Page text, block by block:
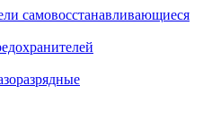
самовосстанавливающиеся